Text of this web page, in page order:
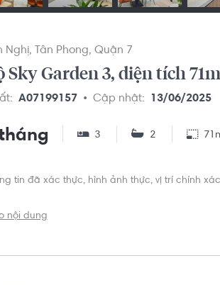
Nghị Tân Phong Quận 7
Sky Garden 3, diện tích
A07199157 Cập nhật: 13/06/2025
3 2
tin đã xác thực, hình ảnh thực, vị trí chính
nội dung